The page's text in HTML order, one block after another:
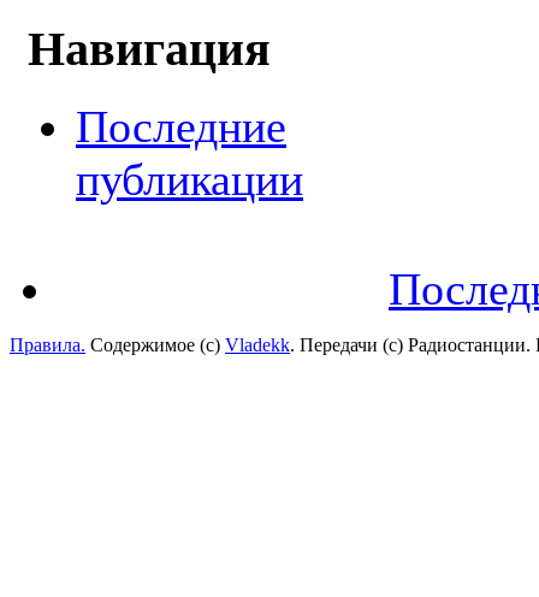
Навигация
Последние
публикации
Правила. Содержимое (с) Vladekk. Передачи (с)